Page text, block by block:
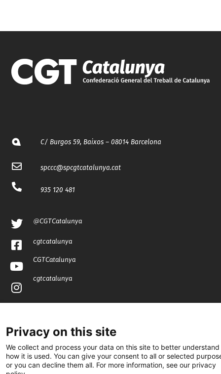
C/ Burgos 59, Baixos – 08014 Barcelona
spccc@spcgtcatalunya.cat
935 120 481
@CGTCatalunya
cgtcatalunya
CGTCatalunya
cgtcatalunya
Privacy on this site
We collect and process your data on this site to better understand
how it is used. You can give your consent to all or selected
or you can decline them all. For more information, see our privacy